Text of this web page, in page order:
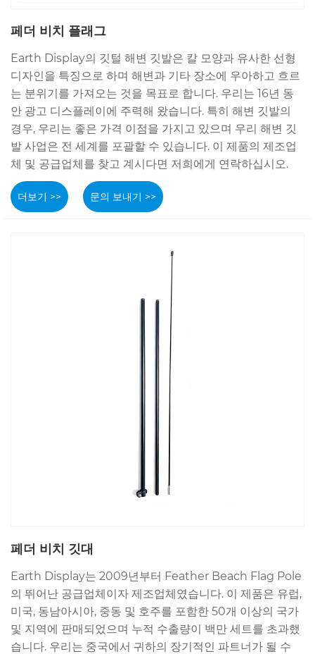
페더 비치 플래그
Earth Display의 깃털 해변 깃발은 칼 모양과 유사한 선형
디자인을 특징으로 하며 해변과 기타 장소에 우아하고 흐르
는 분위기를 가져오는 것을 목표로 합니다. 우리는 16년 동
안 광고 디스플레이에 주력해 왔습니다. 특히 해변 깃발의
경우, 우리는 좋은 가격 이점을 가지고 있으며 우리 해변 깃
발 사업은 전 세계를 포괄할 수 있습니다. 이 제품의 제조업
체 및 공급업체를 찾고 계시다면 저희에게 연락하십시오.
더보기 >> 문의 보내기 >>
페더 비치 깃대
Earth Display는 2009년부터 Feather Beach Flag Pole
의 뛰어난 공급업체이자 제조업체였습니다. 이 제품은 유럽,
미국, 동남아시아, 중동 및 호주를 포함한 50개 이상의 국가
및 지역에 판매되었으며 누적 수출량이 백만 세트를 초과했
습니다. 우리는 중국에서 귀하의 장기적인 파트너가 될 수